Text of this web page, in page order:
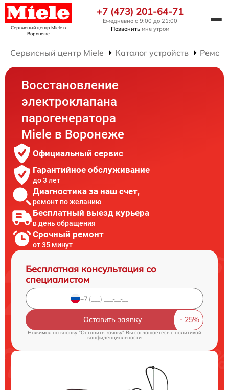
Сервисный центр Mieleв
Воронеже
+7 (473) 201-64-71
Ежедневно с 9:00 до 21:00
Позвонить мне утром
Сервисный центр Miele Каталог устройств
Восстановление
электроклапана
парогенератора
Miele в Воронеже
Официальный сервис
Гарантийное обслуживание
до 3 лет
Диагностика за наш счет,
ремонт по желанию
Бесплатный выезд курьера
в день обращения
Срочный ремонт
от 35 минут
Бесплатная консультация со
специалистом
Оставить заявку
Нажимая на кнопку "Оставить заявку" Вы соглашаетесь cполитикой
конфиденциальности